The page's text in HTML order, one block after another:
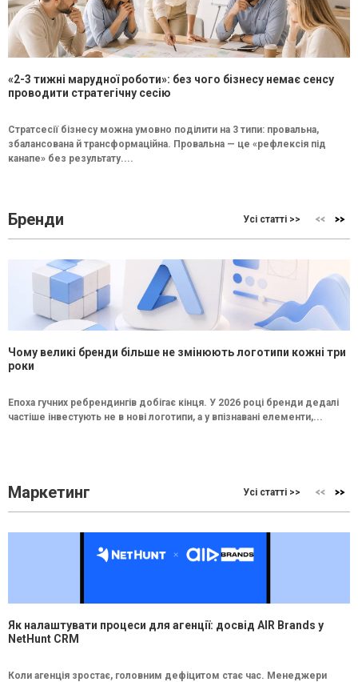
«2-3 тижні марудної роботи»: без чого бізнесу немає сенсу
проводити стратегічну сесію
Стратсесії бізнесу можна умовно поділити на 3 типи: провальна,
збалансована й трансформаційна. Провальна — це «рефлексія під
канапе» без результату....
Бренди Усі статті >>
Чому великі бренди більше не змінюють логотипи кожні три
роки
Епоха гучних ребрендингів добігає кінця. У 2026 році бренди дедалі
частіше інвестують не в нові логотипи, а у впізнавані елементи,...
Маркетинг Усі статті >>
Як налаштувати процеси для агенції: досвід AIR Brands у
NetHunt CRM
Коли агенція зростає, головним дефіцитом стає час. Менеджери